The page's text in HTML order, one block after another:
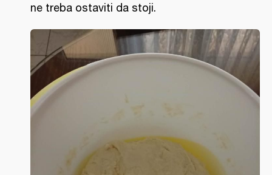
ne treba ostaviti da stoji.